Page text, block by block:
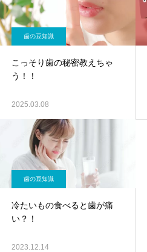
歯の豆知識
こっそり歯の秘密教えちゃ
う！！
2025.03.08
歯の豆知識
冷たいもの食べると歯が痛
い？！
2023.12.14